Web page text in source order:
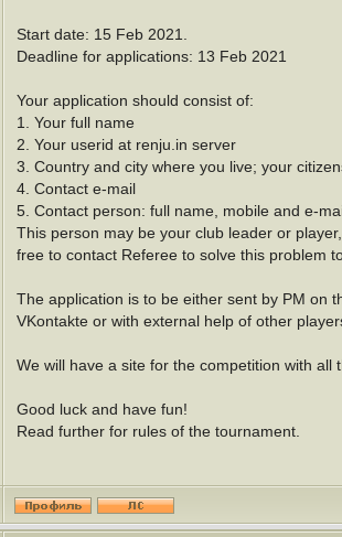
Start date: 15 Feb 2021.
Deadline for applications: 13 Feb 2021
Your application should consist of:
1. Your full name
2. Your userid at renju.in server
3. Country and city where you live; your
4. Contact e-mail
5. Contact person: full name, mobile and e-
This person may be your club leader or
free to contact Referee to solve this problem
The application is to be either sent by PM on
VKontakte or with external help of other
We will have a site for the competition with
Good luck and have fun!
Read further for rules of the tournament.